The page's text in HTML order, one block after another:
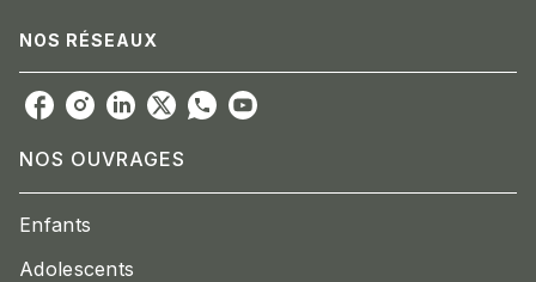
NOS RÉSEAUX
NOS OUVRAGES
Enfants
Adolescents